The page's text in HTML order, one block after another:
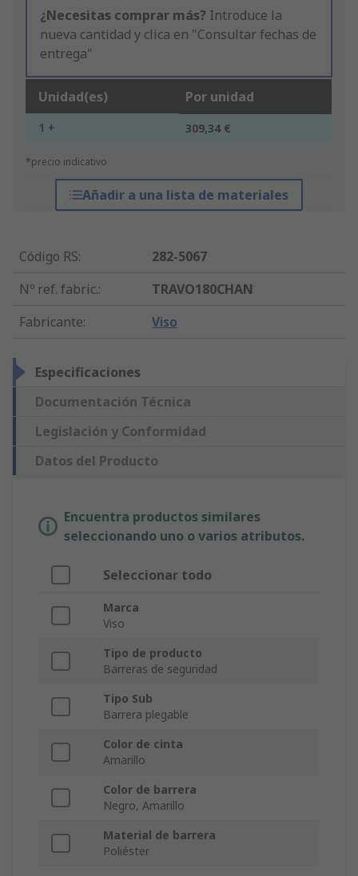
¿Necesitas comprar más? Introduce la
nueva cantidad y clica en "Consultar fechas de
entrega"
Unidad(es) Por unidad
1 + 309,34 €
*precio indicativo
Añadir a una lista de materiales
Código RS:
282-5067
Nº ref. fabric.:
TRAVO180CHAN
Fabricante: Viso
Especificaciones
Documentación Técnica
Legislación y Conformidad
Datos del Producto
Encuentra productos similares
seleccionando uno o varios atributos.
Seleccionar todo
Marca
Viso
Tipo de producto
Barreras de seguridad
Tipo Sub
Barrera plegable
Color de cinta
Amarillo
Color de barrera
Negro, Amarillo
Material de barrera
Poliéster